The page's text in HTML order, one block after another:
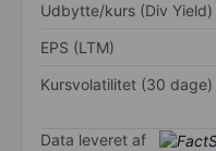
Udbytte/kurs (Div Yield)
EPS (LTM)
Kursvolatilitet (30 dage)
Data leveret af